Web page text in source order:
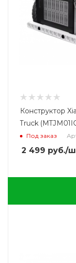
Конструктор
Truck
Под заказ
2 499 руб./